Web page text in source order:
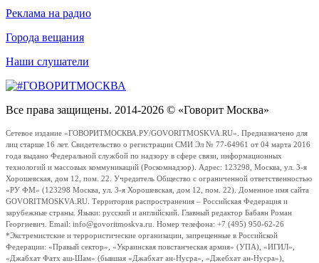
Реклама на радио
Города вещания
Наши слушатели
Все права защищены. 2014-2026 © «Говорит Москва»
Сетевое издание «ГОВОРИТМОСКВА.РУ/GOVORITMOSKVA.RU». Предназначено для
лиц старше 16 лет. Свидетельство о регистрации СМИ Эл № 77-64961 от 04 марта 2016
года выдано Федеральной службой по надзору в сфере связи, информационных
технологий и массовых коммуникаций (Роскомнадзор). Адрес: 123298, Москва, ул. 3-я
Хорошевская, дом 12, пом. 22. Учредитель Общество с ограниченной ответственностью
«РУ ФМ» (123298 Москва, ул. 3-я Хорошевская, дом 12, пом. 22). Доменное имя сайта
GOVORITMOSKVA.RU. Территория распространения – Российская Федерация и
зарубежные страны. Языки: русский и английский. Главный редактор Бабаян Роман
Георгиевич. Email: info@govoritmoskva.ru. Номер телефона: +7 (495) 950-62-26
*Экстремистские и террористические организации, запрещенные в Российской
Федерации: «Правый сектор», «Украинская повстанческая армия» (УПА), «ИГИЛ»,
«Джабхат Фатх аш-Шам» (бывшая «Джабхат ан-Нусра», «Джебхат ан-Нусра»),